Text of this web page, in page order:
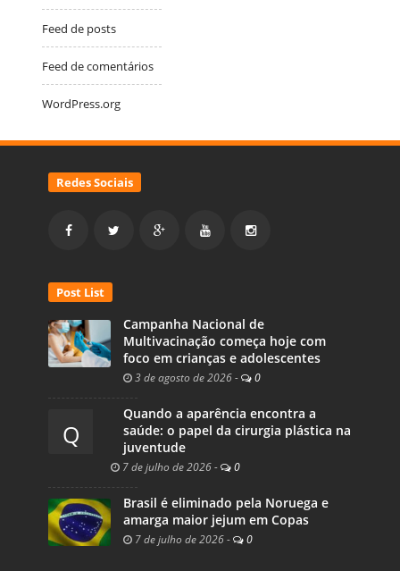
Feed de posts
Feed de comentários
WordPress.org
Redes Sociais
Post List
Campanha Nacional de
Multivacinação começa hoje com
foco em crianças e adolescentes
3 de agosto de 2026 - 0
Q
Quando a aparência encontra a
saúde: o papel da cirurgia plástica na
juventude
7 de julho de 2026 - 0
Brasil é eliminado pela Noruega e
amarga maior jejum em Copas
7 de julho de 2026 - 0